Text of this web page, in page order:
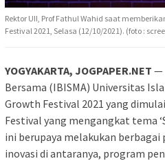
Rektor UII, Prof Fathul Wahid saat
Festival 2021, Selasa (12/10/2021). (foto :
YOGYAKARTA, JOGPAPER.NET —
Bersama (IBISMA) Universitas
Growth Festival 2021 yang
Festival yang mengangkat tema
ini berupaya melakukan
inovasi di antaranya, program